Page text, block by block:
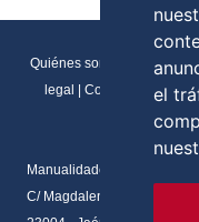
el
Quiénes somos
legal | Condiciones
Manualidades Flores
C/ Magdalena del prado, N.2